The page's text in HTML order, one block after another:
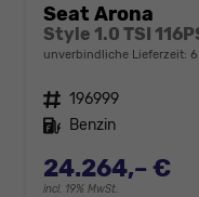
Seat Arona
unverbindliche Lieferzeit:
Fahrzeugnr. 196999
Kraftstoff Benzin
24.264,– €
incl. 19% MwSt.